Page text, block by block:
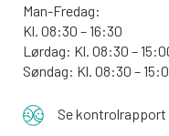
Man-Fredag:
Kl. 08:30 – 16:30
Lørdag: Kl. 08:30 –
Søndag: Kl. 08:30 –
Se kontrolrapport